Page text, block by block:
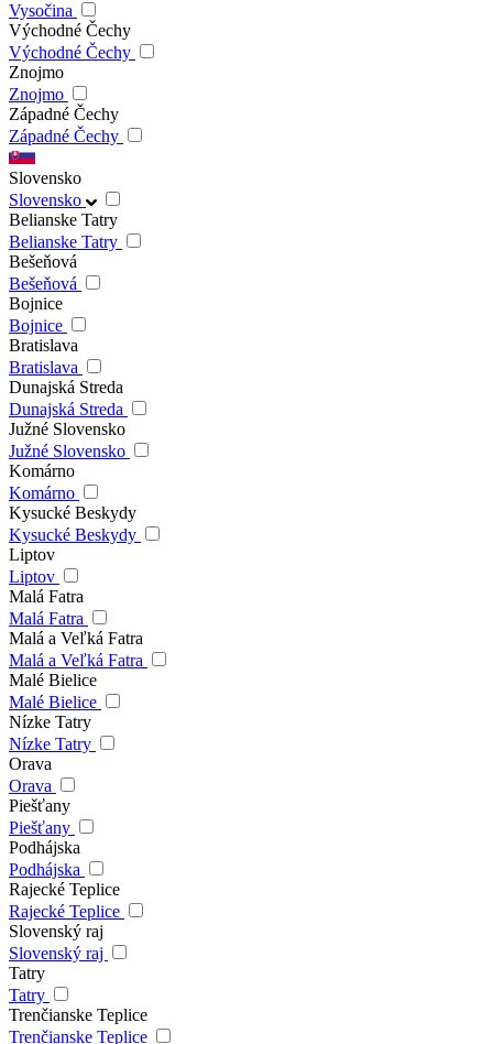
Vysočina
Východné Čechy
Východné Čechy
Znojmo
Znojmo
Západné Čechy
Západné Čechy
Slovensko
Slovensko
Belianske Tatry
Belianske Tatry
Bešeňová
Bešeňová
Bojnice
Bojnice
Bratislava
Bratislava
Dunajská Streda
Dunajská Streda
Južné Slovensko
Južné Slovensko
Komárno
Komárno
Kysucké Beskydy
Kysucké Beskydy
Liptov
Liptov
Malá Fatra
Malá Fatra
Malá a Veľká Fatra
Malá a Veľká Fatra
Malé Bielice
Malé Bielice
Nízke Tatry
Nízke Tatry
Orava
Orava
Piešťany
Piešťany
Podhájska
Podhájska
Rajecké Teplice
Rajecké Teplice
Slovenský raj
Slovenský raj
Tatry
Tatry
Trenčianske Teplice
Trenčianske Teplice